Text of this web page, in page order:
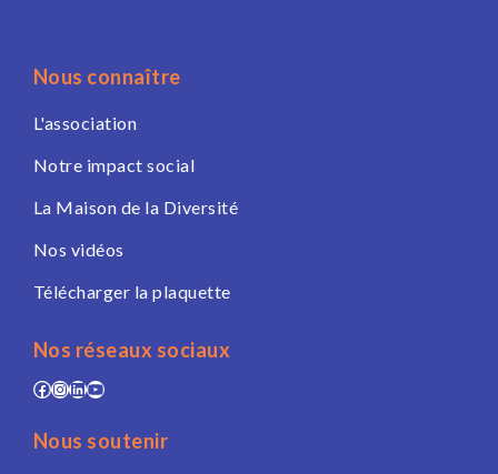
Nous connaître
L'association
Notre impact social
La Maison de la Diversité
Nos vidéos
Télécharger la plaquette
Nos réseaux sociaux
Facebook
Instagram
LinkedIn
YouTube
Nous soutenir